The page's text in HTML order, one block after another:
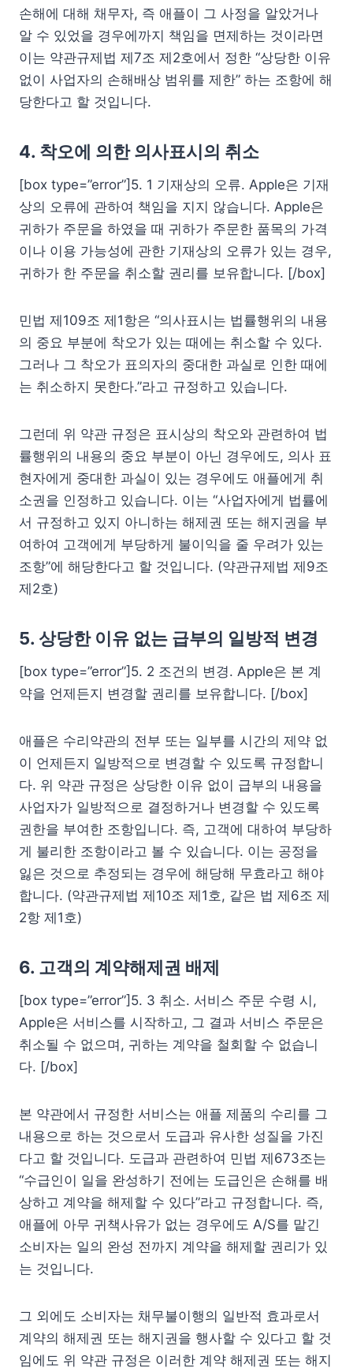
손해에 대해 채무자, 즉 애플이 그 사정을 알았거나
알 수 있었을 경우에까지 책임을 면제하는 것이라면
이는 약관규제법 제7조 제2호에서 정한 “상당한 이유
없이 사업자의 손해배상 범위를 제한” 하는 조항에 해
당한다고 할 것입니다.
4. 착오에 의한 의사표시의 취소
[box type=”error”]5. 1 기재상의 오류. Apple은 기재
상의 오류에 관하여 책임을 지지 않습니다. Apple은
귀하가 주문을 하였을 때 귀하가 주문한 품목의 가격
이나 이용 가능성에 관한 기재상의 오류가 있는 경우,
귀하가 한 주문을 취소할 권리를 보유합니다. [/box]
민법 제109조 제1항은 “의사표시는 법률행위의 내용
의 중요 부분에 착오가 있는 때에는 취소할 수 있다.
그러나 그 착오가 표의자의 중대한 과실로 인한 때에
는 취소하지 못한다.”라고 규정하고 있습니다.
그런데 위 약관 규정은 표시상의 착오와 관련하여 법
률행위의 내용의 중요 부분이 아닌 경우에도, 의사 표
현자에게 중대한 과실이 있는 경우에도 애플에게 취
소권을 인정하고 있습니다. 이는 “사업자에게 법률에
서 규정하고 있지 아니하는 해제권 또는 해지권을 부
여하여 고객에게 부당하게 불이익을 줄 우려가 있는
조항”에 해당한다고 할 것입니다. (약관규제법 제9조
제2호)
5. 상당한 이유 없는 급부의 일방적 변경
[box type=”error”]5. 2 조건의 변경. Apple은 본 계
약을 언제든지 변경할 권리를 보유합니다. [/box]
애플은 수리약관의 전부 또는 일부를 시간의 제약 없
이 언제든지 일방적으로 변경할 수 있도록 규정합니
다. 위 약관 규정은 상당한 이유 없이 급부의 내용을
사업자가 일방적으로 결정하거나 변경할 수 있도록
권한을 부여한 조항입니다. 즉, 고객에 대하여 부당하
게 불리한 조항이라고 볼 수 있습니다. 이는 공정을
잃은 것으로 추정되는 경우에 해당해 무효라고 해야
합니다. (약관규제법 제10조 제1호, 같은 법 제6조 제
2항 제1호)
6. 고객의 계약해제권 배제
[box type=”error”]5. 3 취소. 서비스 주문 수령 시,
Apple은 서비스를 시작하고, 그 결과 서비스 주문은
취소될 수 없으며, 귀하는 계약을 철회할 수 없습니
다. [/box]
본 약관에서 규정한 서비스는 애플 제품의 수리를 그
내용으로 하는 것으로서 도급과 유사한 성질을 가진
다고 할 것입니다. 도급과 관련하여 민법 제673조는
“수급인이 일을 완성하기 전에는 도급인은 손해를 배
상하고 계약을 해제할 수 있다”라고 규정합니다. 즉,
애플에 아무 귀책사유가 없는 경우에도 A/S를 맡긴
소비자는 일의 완성 전까지 계약을 해제할 권리가 있
는 것입니다.
그 외에도 소비자는 채무불이행의 일반적 효과로서
계약의 해제권 또는 해지권을 행사할 수 있다고 할 것
임에도 위 약관 규정은 이러한 계약 해제권 또는 해지